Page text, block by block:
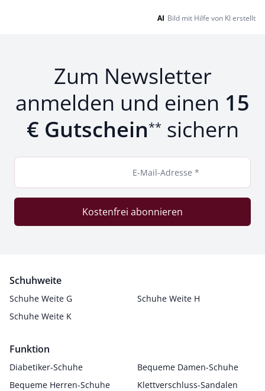
AI Bild mit Hilfe von KI erstellt
Zum Newsletter
anmelden und einen 15
€ Gutschein** sichern
E-Mail-Adresse *
Kostenfrei abonnieren
Schuhweite
Schuhe Weite G
Schuhe Weite H
Schuhe Weite K
Funktion
Diabetiker-Schuhe
Bequeme Damen-Schuhe
Bequeme Herren-Schuhe
Klettverschluss-Sandalen